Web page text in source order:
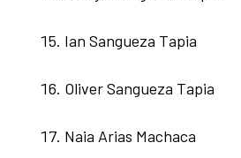
Ian Sangueza Tapia
Oliver Sangueza Tapia
Naia Arias Machaca